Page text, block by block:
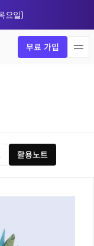
요일)
무료 가입
활용노트